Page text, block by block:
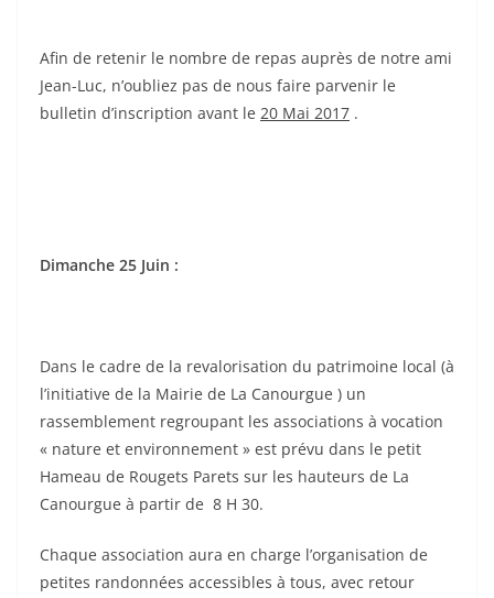
Afin de retenir le nombre de repas auprès de notre ami
Jean-Luc, n’oubliez pas de nous faire parvenir le
bulletin d’inscription avant le 20 Mai 2017 .
Dimanche 25 Juin :
Dans le cadre de la revalorisation du patrimoine local (à
l’initiative de la Mairie de La Canourgue ) un
rassemblement regroupant les associations à vocation
« nature et environnement » est prévu dans le petit
Hameau de Rougets Parets sur les hauteurs de La
Canourgue à partir de 8 H 30.
Chaque association aura en charge l’organisation de
petites randonnées accessibles à tous, avec retour